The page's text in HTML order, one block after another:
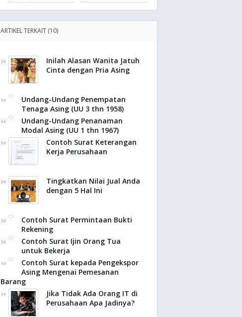
ARTIKEL TERKAIT (10)
Inilah Alasan Wanita Jatuh
Cinta dengan Pria Asing
Undang-Undang Penempatan
Tenaga Asing (UU 3 thn 1958)
Undang-Undang Penanaman
Modal Asing (UU 1 thn 1967)
Contoh Surat Keterangan
Kerja Perusahaan
Tingkatkan Nilai Jual Anda
dengan 5 Hal Ini
Contoh Surat Permintaan Bukti
Rekening
Contoh Surat Ijin Orang Tua
untuk Bekerja
Contoh Surat kepada Pengekspor
Asing Mengenai Pemesanan
Barang
Jika Tidak Ada Orang IT di
Perusahaan Apa Jadinya?